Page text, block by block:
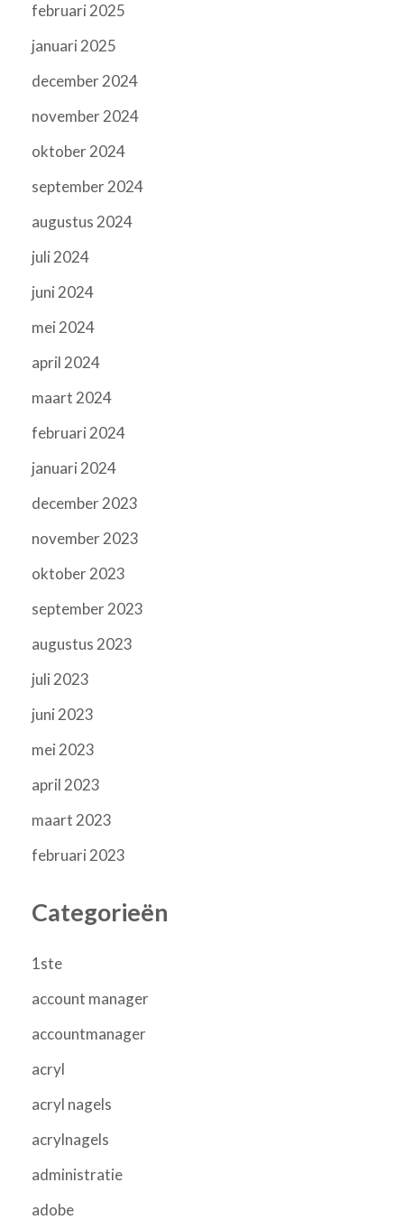
februari 2025
januari 2025
december 2024
november 2024
oktober 2024
september 2024
augustus 2024
juli 2024
juni 2024
mei 2024
april 2024
maart 2024
februari 2024
januari 2024
december 2023
november 2023
oktober 2023
september 2023
augustus 2023
juli 2023
juni 2023
mei 2023
april 2023
maart 2023
februari 2023
Categorieën
1ste
account manager
accountmanager
acryl
acryl nagels
acrylnagels
administratie
adobe